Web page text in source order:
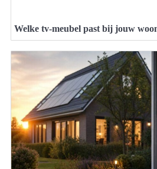
Welke tv-meubel past bij jouw